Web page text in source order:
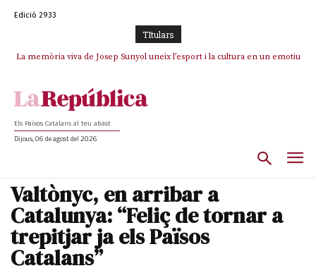
Edició 2933
TItulars
La memòria viva de Josep Sunyol uneix l’esport i la cultura en un emotiu
La “dignitat” a mitges de Marc Puigtió: renuncia a Girona pels àudios però
Els Països Catalans al teu abast
Dijous, 06 de agost del 2026
Valtònyc, en arribar a
Catalunya: “Feliç de tornar a
trepitjar ja els Països
Catalans”